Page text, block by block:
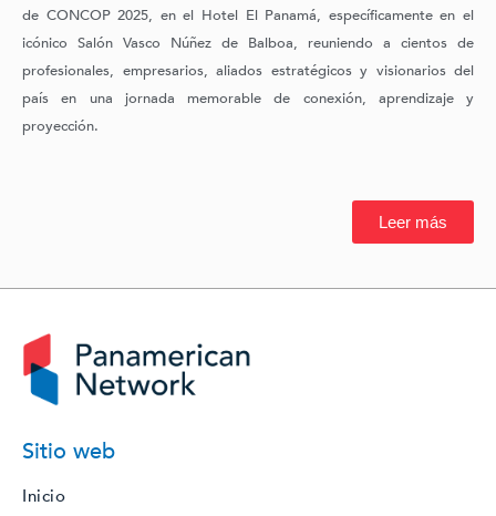
de CONCOP 2025, en el Hotel El Panamá, específicamente en el
icónico Salón Vasco Núñez de Balboa, reuniendo a cientos de
profesionales, empresarios, aliados estratégicos y visionarios del
país en una jornada memorable de conexión, aprendizaje y
proyección.
Leer más
Sitio web
Inicio